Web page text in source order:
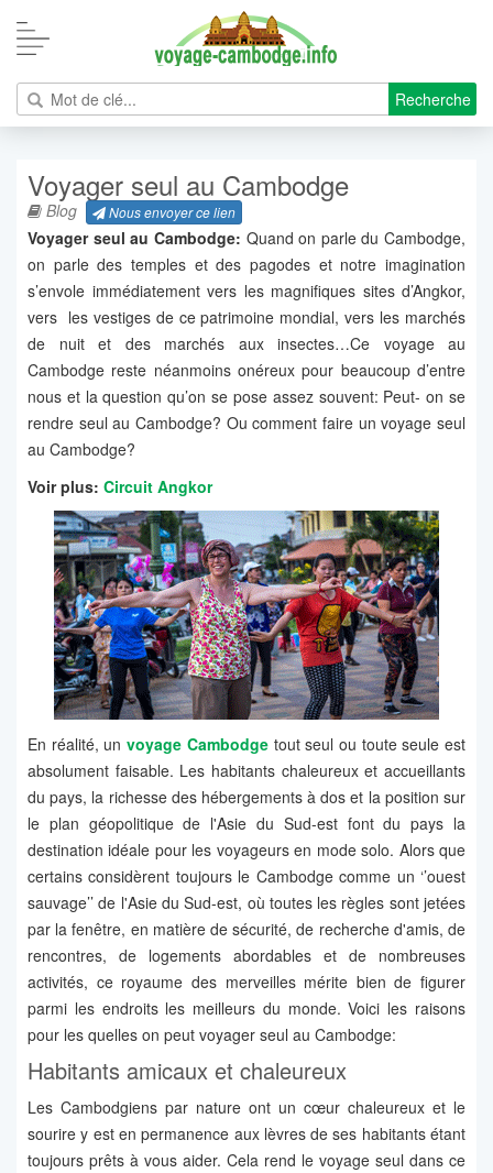
Recherche
Voyager seul au Cambodge
Blog Nous envoyer ce lien
Voyager seul au Cambodge: Quand on parle du Cambodge,
on parle des temples et des pagodes et notre imagination
s’envole immédiatement vers les magnifiques sites d’Angkor,
vers les vestiges de ce patrimoine mondial, vers les marchés
de nuit et des marchés aux insectes…Ce voyage au
Cambodge reste néanmoins onéreux pour beaucoup d’entre
nous et la question qu’on se pose assez souvent: Peut- on se
rendre seul au Cambodge? Ou comment faire un voyage seul
au Cambodge?
Voir plus: Circuit Angkor
En réalité, unvoyage Cambodgetout seul ou toute seule est
absolument faisable. Les habitants chaleureux et accueillants
du pays, la richesse des hébergements à dos et la position sur
le plan géopolitique de l'Asie du Sud-est font du pays la
destination idéale pour les voyageurs en mode solo. Alors que
certains considèrent toujours le Cambodge comme un ‘’ouest
sauvage’’ de l'Asie du Sud-est, où toutes les règles sont jetées
par la fenêtre, en matière de sécurité, de recherche d'amis, de
rencontres, de logements abordables et de nombreuses
activités, ce royaume des merveilles mérite bien de figurer
parmi les endroits les meilleurs du monde. Voici les raisons
pour les quelles on peut voyager seul au Cambodge:
Habitants amicaux et chaleureux
Les Cambodgiens par nature ont un cœur chaleureux et le
sourire y est en permanence aux lèvres de ses habitants étant
toujours prêts à vous aider. Cela rend le voyage seul dans ce